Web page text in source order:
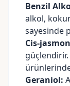
Benzil
alkol,
sayesinde
Cis-
Geraniol: